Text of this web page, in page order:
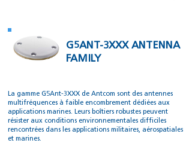
G5ANT-3XXX ANTENNA
FAMILY
La gamme G5Ant-3XXX de Antcom sont des antennes
multifréquences à faible encombrement dédiées aux
applications marines. Leurs boîtiers robustes peuvent
résister aux conditions environnementales difficiles
rencontrées dans les applications militaires, aérospatiales
et marines.